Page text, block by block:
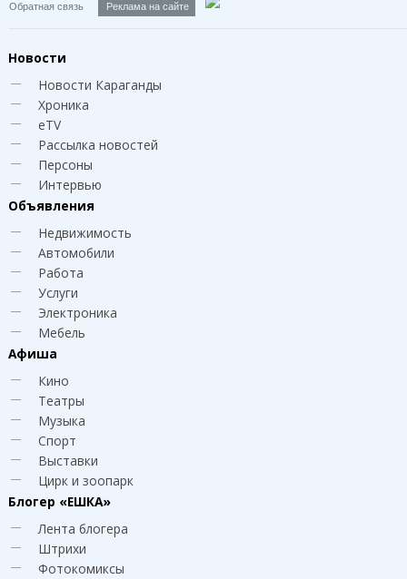
Обратная связь Реклама на сайте
Новости
Новости Караганды
Хроника
eTV
Рассылка новостей
Персоны
Интервью
Объявления
Недвижимость
Автомобили
Работа
Услуги
Электроника
Мебель
Афиша
Кино
Театры
Музыка
Спорт
Выставки
Цирк и зоопарк
Блогер «ЕШКА»
Лента блогера
Штрихи
Фотокомиксы